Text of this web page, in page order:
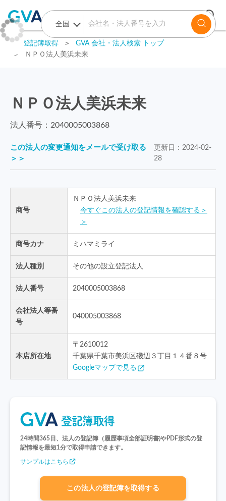
GVA 登記簿取得 ＞
GVA 会社・法人検索 トップ
＞
ＮＰＯ法人美浜未来
ＮＰＯ法人美浜未来
法人番号： 2040005003868
この法人の変更通知をメールで受け取る
＞＞
更新日： 2024-02-
28
商号
ＮＰＯ法人美浜未来
今すぐこの法人の登記情報を確認する＞
＞
商号カナ ミハマミライ
法人種別 その他の設立登記法人
法人番号 2040005003868
会社法人等番
号
040005003868
本店所在地
〒 2610012
千葉県千葉市美浜区磯辺３丁目１４番８号
Googleマップで見る
24時間365日、法人の登記簿（履歴事項全部証明書)やPDF形式の登
記情報を最短1分で取得申請できます。
サンプルはこちら
この法人の登記簿を取得する